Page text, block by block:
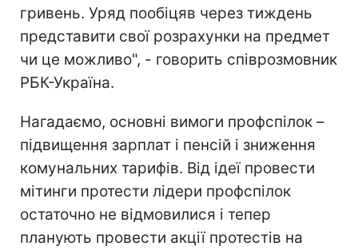
гривень. Уряд пообіцяв через тиждень
представити свої розрахунки на предмет
чи це можливо", - говорить співрозмовник
РБК-Україна.
Нагадаємо, основні вимоги профспілок –
підвищення зарплат і пенсій і зниження
комунальних тарифів. Від ідеї провести
мітинги протести лідери профспілок
остаточно не відмовилися і тепер
планують провести акції протестів на